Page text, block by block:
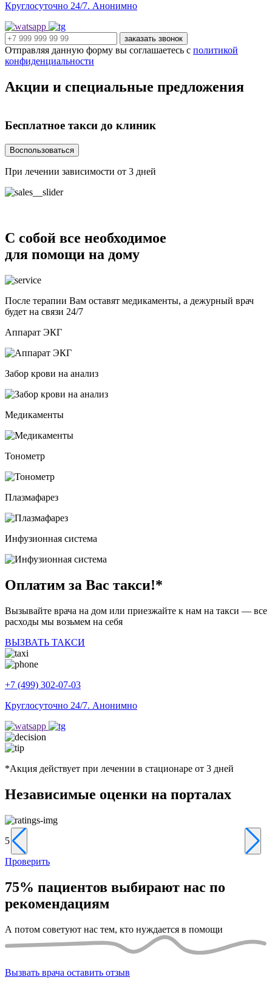
Круглосуточно 24/7. Анонимно
заказать звонок
Отправляя данную форму вы соглашаетесь с политикой
конфиденциальности
Акции и специальные предложения
Бесплатное такси до клиник
Воспользоваться
При лечении зависимости от 3 дней
С собой все необходимое
для помощи на дому
После терапии Вам оставят медикаменты, а дежурный врач
будет на связи 24/7
Аппарат ЭКГ
Забор крови на анализ
Медикаменты
Тонометр
Плазмафарез
Инфузионная система
Оплатим за Вас такси!*
Вызывайте врача на дом или приезжайте к нам на такси — все
расходы мы возьмем на себя
ВЫЗВАТЬ ТАКСИ
+7 (499) 302-07-03
Круглосуточно 24/7. Анонимно
*Акция действует при лечении в стационаре от 3 дней
Независимые оценки на порталах
5
Проверить
75% пациентов выбирают нас по
рекомендациям
А потом советуют нас тем, кто нуждается в помощи
Вызвать врача оставить отзыв